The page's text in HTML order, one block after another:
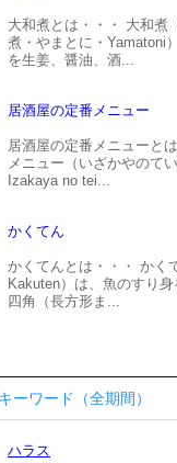
大和煮とは・・・ 大和煮
煮・やまとに・Yamatoni
を生姜、醤油、酒...
居酒屋の定番メニュー
居酒屋の定番メニューと
メニュー（いざかやのて
Izakaya no tei...
かくてん
かくてんとは・・・ かく
Kakuten）は、魚のすり身
四角（長方形ま...
ーワード（全期間）
ハラス